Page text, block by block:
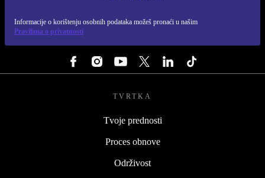
Informacije o korištenju osobnih podataka možeš pronaći u našim
Pravilima o privatnosti
TVRTKA
Tvoje prednosti
Proces obnove
Održivost